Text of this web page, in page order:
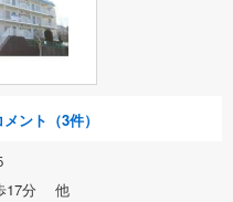
メント（3件）
17分 他